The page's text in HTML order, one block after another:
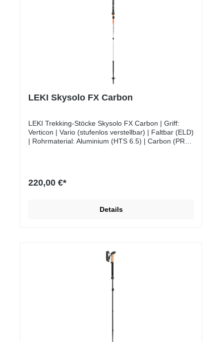
LEKI Skysolo FX Carbon
LEKI Trekking-Stöcke Skysolo FX Carbon | Griff:
Verticon | Vario (stufenlos verstellbar) | Faltbar (ELD)
| Rohrmaterial: Aluminium (HTS 6.5) | Carbon (PRC
220,00 €*
Details